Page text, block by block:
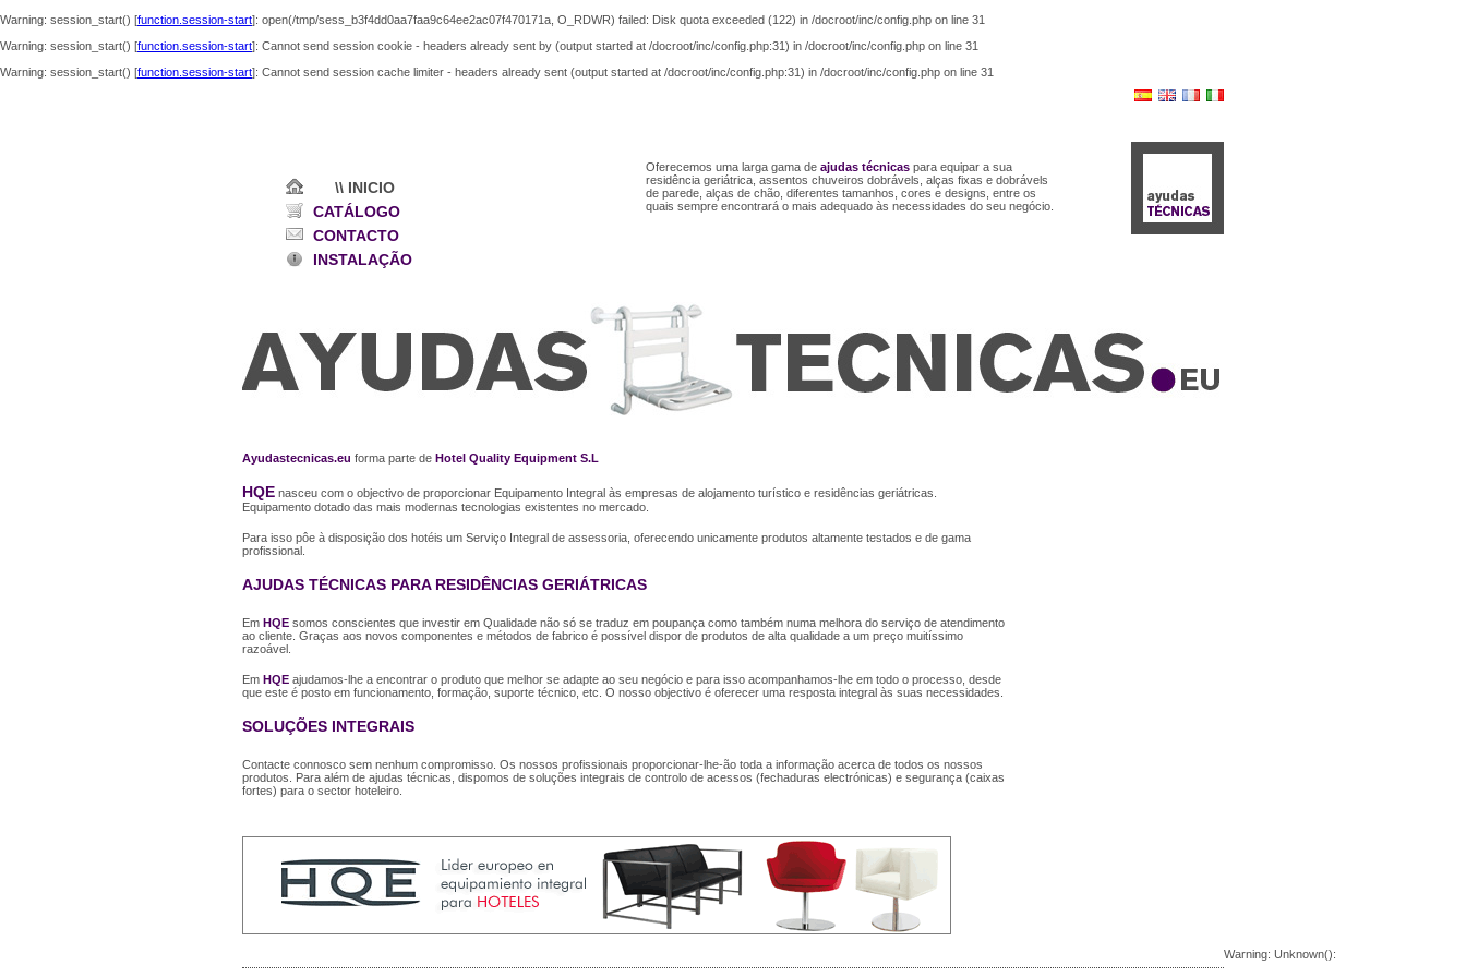
Warning: session_start() [function.session-start]: open(/tmp/sess_b3f4dd0aa7faa9c64ee2ac07f470171a, O_RDWR) failed: Disk quota exceeded (122) in /docroot/inc/config.php on line 31
Warning: session_start() [function.session-start]: Cannot send session cookie - headers already sent by (output started at /docroot/inc/config.php:31) in /docroot/inc/config.php on line 31
Warning: session_start() [function.session-start]: Cannot send session cache limiter - headers already sent (output started at /docroot/inc/config.php:31) in /docroot/inc/config.php on line 31
\\ INICIO
CATÁLOGO
CONTACTO
INSTALAÇÃO
Oferecemos uma larga gama de ajudas técnicas para equipar a sua
residência geriátrica, assentos chuveiros dobrávels, alças fixas e dobrávels
de parede, alças de chão, diferentes tamanhos, cores e designs, entre os
quais sempre encontrará o mais adequado às necessidades do seu negócio.
Ayudastecnicas.eu forma parte de Hotel Quality Equipment S.L
HQE nasceu com o objectivo de proporcionar Equipamento Integral às empresas de alojamento turístico e residências geriátricas.
Equipamento dotado das mais modernas tecnologias existentes no mercado.
Para isso pôe à disposição dos hotéis um Serviço Integral de assessoria, oferecendo unicamente produtos altamente testados e de gama
profissional.
AJUDAS TÉCNICAS PARA RESIDÊNCIAS GERIÁTRICAS
Em HQE somos conscientes que investir em Qualidade não só se traduz em poupança como também numa melhora do serviço de atendimento
ao cliente. Graças aos novos componentes e métodos de fabrico é possível dispor de produtos de alta qualidade a um preço muitíssimo
razoável.
Em HQE ajudamos-lhe a encontrar o produto que melhor se adapte ao seu negócio e para isso acompanhamos-lhe em todo o processo, desde
que este é posto em funcionamento, formação, suporte técnico, etc. O nosso objectivo é oferecer uma resposta integral às suas necessidades.
SOLUÇÕES INTEGRAIS
Contacte connosco sem nenhum compromisso. Os nossos profissionais proporcionar-lhe-ão toda a informação acerca de todos os nossos
produtos. Para além de ajudas técnicas, dispomos de soluções integrais de controlo de acessos (fechaduras electrónicas) e segurança (caixas
fortes) para o sector hoteleiro.
Warning: Unknown():